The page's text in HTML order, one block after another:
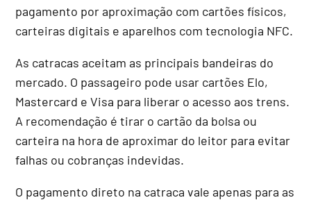
pagamento por aproximação com cartões físicos,
carteiras digitais e aparelhos com tecnologia NFC.
As catracas aceitam as principais bandeiras do
mercado. O passageiro pode usar cartões Elo,
Mastercard e Visa para liberar o acesso aos trens.
A recomendação é tirar o cartão da bolsa ou
carteira na hora de aproximar do leitor para evitar
falhas ou cobranças indevidas.
O pagamento direto na catraca vale apenas para as